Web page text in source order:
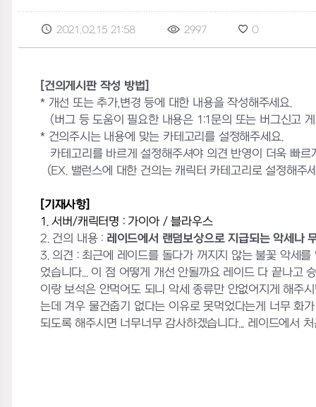
2021.02.15 21:58 2997 0
[건의게시판 작성 방법]
* 개선 또는 추가,변경 등에 대한 내용을 작성해주세요.
(버그 등 도움이 필요한 내용은 1:1문의 또는 버그신고
* 건의주시는 내용에 맞는 카테고리를 설정해주세요.
카테고리를 바르게 설정해주셔야 의견 반영이 더욱 빠르
(EX. 밸런스에 대한 건의는 캐릭터 카테고리로 설정해주
[기재사항]
1. 서버/캐릭터명 : 가이아 / 블라우스
2. 건의 내용 : 레이드에서 랜덤보상으로 지급되는 악세나
3. 의견 : 최근에 레이드를 돌다가 꺼지지 않는 불꽃 악세
었습니다... 이 점 어떻게 개선 안될까요 레이드 다 끝나고
이랑 보석은 안먹어도 되니 악세 종류만 안없어지게 해주
는데 겨우 물건줍기 없다는 이유로 못먹었다는게 너무 화
되도록 해주시면 너무너무 감사하겠습니다... 레이드에서